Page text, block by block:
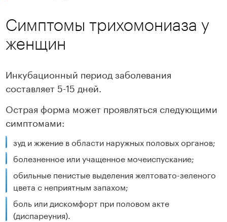
Симптомы трихомониаза у
женщин
Инкубационный период заболевания
составляет 5-15 дней.
Острая форма может проявляться следующими
симптомами:
зуд и жжение в области наружных половых органов;
болезненное или учащенное мочеиспускание;
обильные пенистые выделения желтовато-зеленого
цвета с неприятным запахом;
боль или дискомфорт при половом акте
(диспареуния).